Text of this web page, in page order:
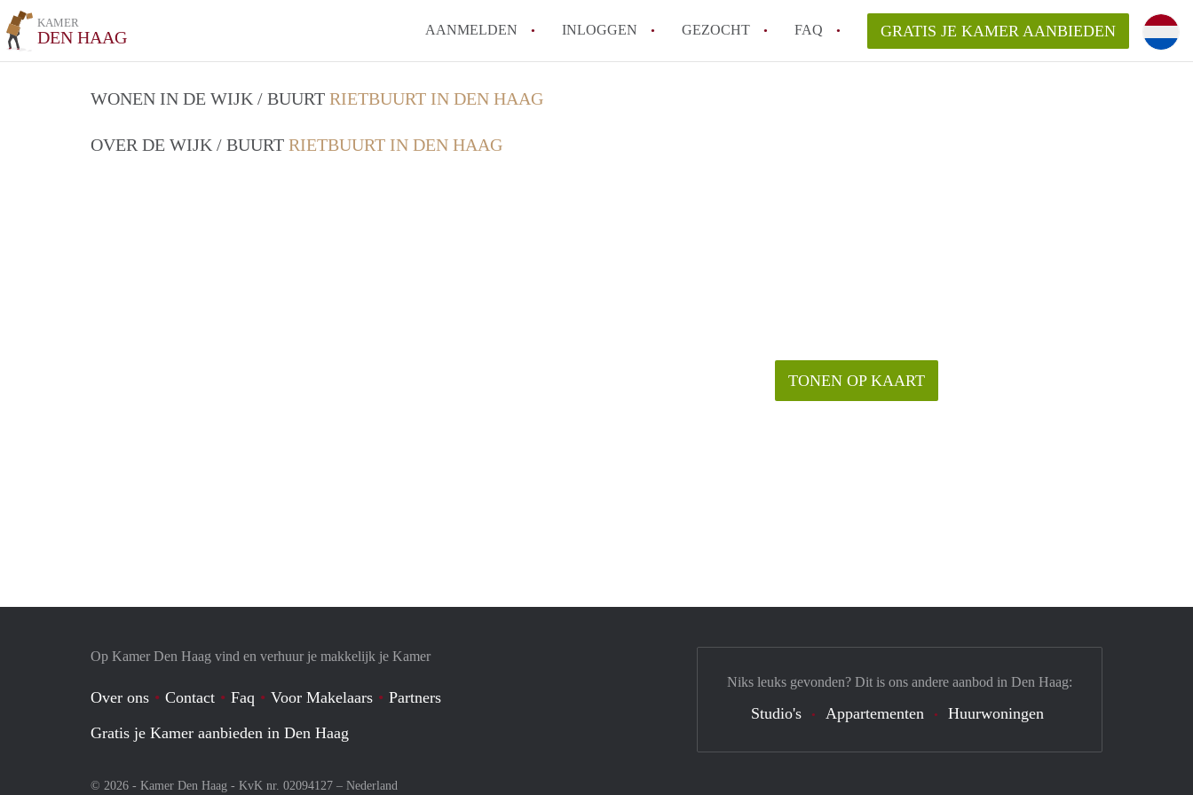
KAMER
DEN HAAG AANMELDEN INLOGGEN GEZOCHT FAQ GRATIS JE KAMER AANBIEDEN
WONEN IN DE WIJK / BUURT RIETBUURT IN DEN HAAG
OVER DE WIJK / BUURT RIETBUURT IN DEN HAAG
TONEN OP KAART
Op Kamer Den Haag vind en verhuur je makkelijk je Kamer
Over ons Contact Faq Voor Makelaars
Partners
Gratis je Kamer aanbieden in Den Haag
© 2026 - Kamer Den Haag - KvK nr. 02094127 – Nederland
Niks leuks gevonden? Dit is ons andere aanbod in Den Haag:
Studio's Appartementen Huurwoningen